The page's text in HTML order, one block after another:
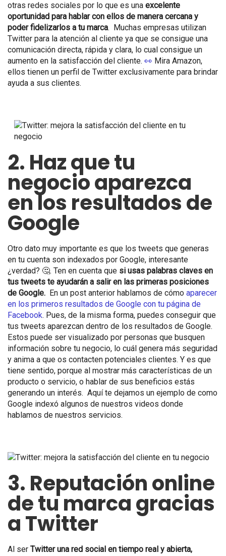
otras redes sociales por lo que es una excelente
oportunidad para hablar con ellos de manera cercana y
poder fidelizarlos a tu marca. Muchas empresas utilizan
Twitter para la atención al cliente ya que se consigue una
comunicación directa, rápida y clara, lo cual consigue un
aumento en la satisfacción del cliente. 👀 Mira Amazon,
ellos tienen un perfil de Twitter exclusivamente para brindar
ayuda a sus clientes.
2. Haz que tu
negocio aparezca
en los resultados de
Google
Otro dato muy importante es que los tweets que generas
en tu cuenta son indexados por Google, interesante
¿verdad? 🤔. Ten en cuenta que si usas palabras claves en
tus tweets te ayudarán a salir en las primeras posiciones
de Google. En un post anterior hablamos de cómo aparecer
en los primeros resultados de Google con tu página de
Facebook. Pues, de la misma forma, puedes conseguir que
tus tweets aparezcan dentro de los resultados de Google.
Estos puede ser visualizado por personas que busquen
información sobre tu negocio, lo cuál genera más seguridad
y anima a que os contacten potenciales clientes. Y es que
tiene sentido, porque al mostrar más características de un
producto o servicio, o hablar de sus beneficios estás
generando un interés. Aquí te dejamos un ejemplo de como
Google indexó algunos de nuestros videos donde
hablamos de nuestros servicios.
3. Reputación online
de tu marca gracias
a Twitter
Al ser Twitter una red social en tiempo real y abierta,